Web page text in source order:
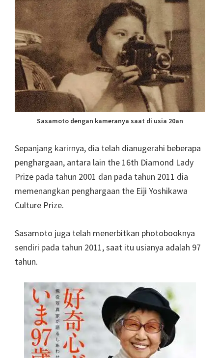
Sasamoto dengan kameranya saat di usia 20an
Sepanjang karirnya, dia telah dianugerahi beberapa
penghargaan, antara lain the 16th Diamond Lady
Prize pada tahun 2001 dan pada tahun 2011 dia
memenangkan penghargaan the Eiji Yoshikawa
Culture Prize.
Sasamoto juga telah menerbitkan photobooknya
sendiri pada tahun 2011, saat itu usianya adalah 97
tahun.